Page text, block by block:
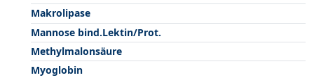
Makrolipase
Mannose bind.Lektin/Prot.
Methylmalonsäure
Myoglobin